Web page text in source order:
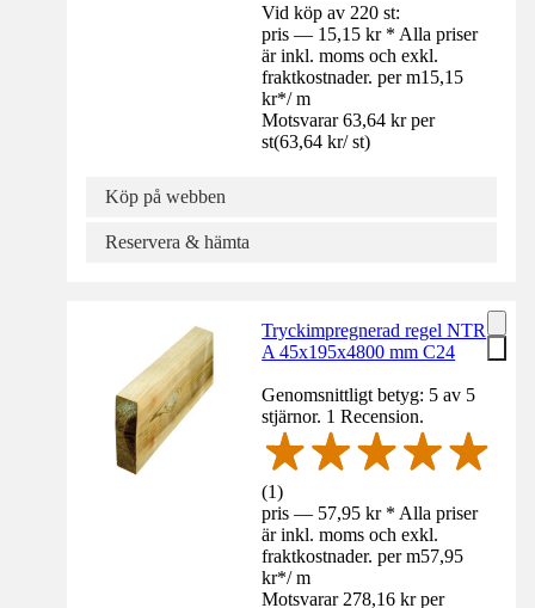
Vid köp av 220 st:
pris — 15,15 kr * Alla priser
är inkl. moms och exkl.
fraktkostnader. per m15,15
kr*/ m
Motsvarar 63,64 kr per
st(63,64 kr/ st)
Köp på webben
Reservera & hämta
Tryckimpregnerad regel NTR
A 45x195x4800 mm C24
Genomsnittligt betyg: 5 av 5
stjärnor. 1 Recension.
(1)
pris — 57,95 kr * Alla priser
är inkl. moms och exkl.
fraktkostnader. per m57,95
kr*/ m
Motsvarar 278,16 kr per